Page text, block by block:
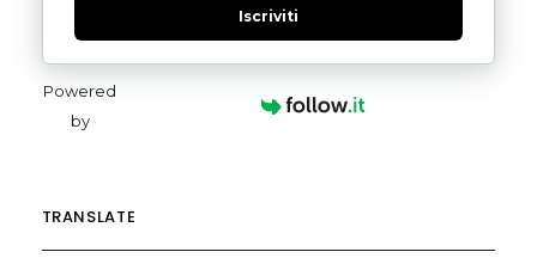
Iscriviti
Powered
by
TRANSLATE